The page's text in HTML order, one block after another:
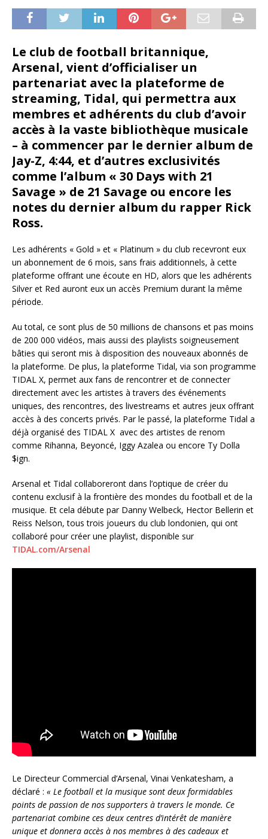
Le club de football britannique,
Arsenal, vient d’officialiser un
partenariat avec la plateforme de
streaming, Tidal, qui permettra aux
membres et adhérents du club d’avoir
accès à la vaste bibliothèque musicale
– à commencer par le dernier album de
Jay-Z, 4:44, et d’autres exclusivités
comme l’album « 30 Days with 21
Savage » de 21 Savage ou encore les
notes du dernier album du rapper Rick
Ross.
Les adhérents « Gold » et « Platinum » du club recevront eux
un abonnement de 6 mois, sans frais additionnels, à cette
plateforme offrant une écoute en HD, alors que les adhérents
Silver et Red auront eux un accès Premium durant la même
période.
Au total, ce sont plus de 50 millions de chansons et pas moins
de 200 000 vidéos, mais aussi des playlists soigneusement
bâties qui seront mis à disposition des nouveaux abonnés de
la plateforme. De plus, la plateforme Tidal, via son programme
TIDAL X, permet aux fans de rencontrer et de connecter
directement avec les artistes à travers des événements
uniques, des rencontres, des livestreams et autres jeux offrant
accès à des concerts privés. Par le passé, la plateforme Tidal a
déjà organisé des TIDAL X avec des artistes de renom
comme Rihanna, Beyoncé, Iggy Azalea ou encore Ty Dolla
$ign.
Arsenal et Tidal collaboreront dans l’optique de créer du
contenu exclusif à la frontière des mondes du football et de la
musique. Et cela débute par Danny Welbeck, Hector Bellerin et
Reiss Nelson, tous trois joueurs du club londonien, qui ont
collaboré pour créer une playlist, disponible sur
TIDAL.com/Arsenal
Le Directeur Commercial d’Arsenal, Vinai Venkatesham, a
déclaré : « Le football et la musique sont deux formidables
points de passion de nos supporters à travers le monde. Ce
partenariat combine ces deux centres d’intérêt de manière
unique et donnera accès à nos membres à des cadeaux et